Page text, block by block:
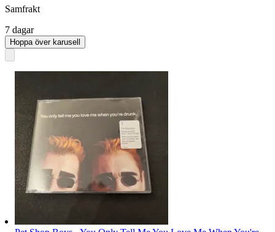
Samfrakt
7 dagar
Hoppa över karusell